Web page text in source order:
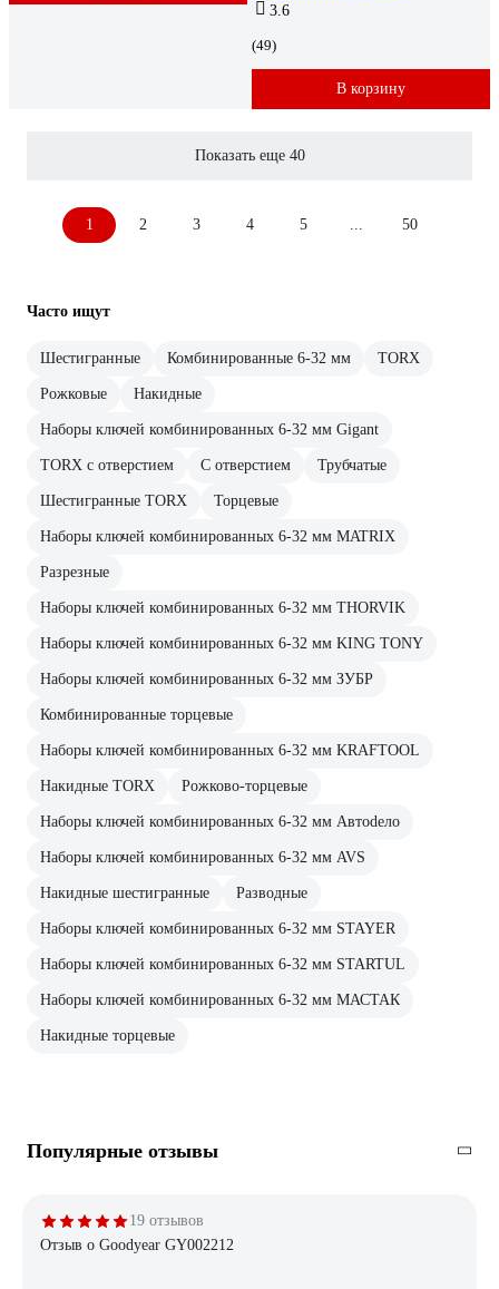
3.6
(49)
В корзину
Показать еще 40
1 2 3 4 5 50
Часто ищут
Шестигранные Комбинированные 6-32 мм TORX
Рожковые Накидные
Наборы ключей комбинированных 6-32 мм Gigant
TORX с отверстием С отверстием Трубчатые
Шестигранные TORX Торцевые
Наборы ключей комбинированных 6-32 мм MATRIX
Разрезные
Наборы ключей комбинированных 6-32 мм THORVIK
Наборы ключей комбинированных 6-32 мм KING TONY
Наборы ключей комбинированных 6-32 мм ЗУБР
Комбинированные торцевые
Наборы ключей комбинированных 6-32 мм KRAFTOOL
Накидные TORX Рожково-торцевые
Наборы ключей комбинированных 6-32 мм Автоdело
Наборы ключей комбинированных 6-32 мм AVS
Накидные шестигранные Разводные
Наборы ключей комбинированных 6-32 мм STAYER
Наборы ключей комбинированных 6-32 мм STARTUL
Наборы ключей комбинированных 6-32 мм МАСТАК
Накидные торцевые
Популярные отзывы
19 отзывов
Отзыв о Goodyear GY002212